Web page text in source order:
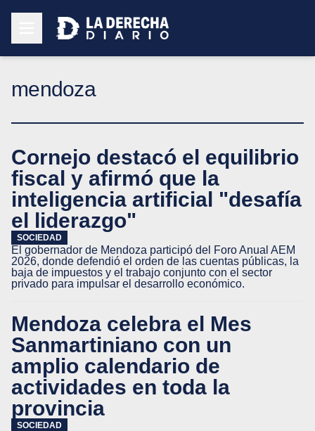
mendoza
Cornejo destacó el equilibrio
fiscal y afirmó que la
inteligencia artificial "desafía
el liderazgo"
SOCIEDAD
El gobernador de Mendoza participó del Foro Anual AEM
2026, donde defendió el orden de las cuentas públicas, la
baja de impuestos y el trabajo conjunto con el sector
privado para impulsar el desarrollo económico.
Mendoza celebra el Mes
Sanmartiniano con un
amplio calendario de
actividades en toda la
provincia
SOCIEDAD